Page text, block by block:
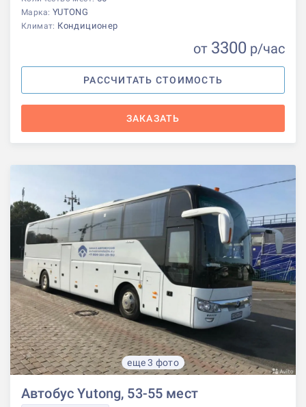
Марка: YUTONG
Климат: Кондиционер
от 3300 р/час
РАССЧИТАТЬ СТОИМОСТЬ
ЗАКАЗАТЬ
еще 3 фото
Автобус Yutong, 53-55 мест